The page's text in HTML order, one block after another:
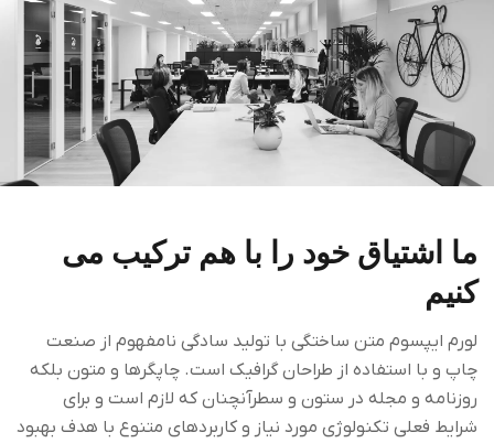
ما اشتیاق خود را با هم ترکیب می
کنیم
لورم ایپسوم متن ساختگی با تولید سادگی نامفهوم از صنعت
چاپ و با استفاده از طراحان گرافیک است. چاپگرها و متون بلکه
روزنامه و مجله در ستون و سطرآنچنان که لازم است و برای
شرایط فعلی تکنولوژی مورد نیاز و کاربردهای متنوع با هدف بهبود